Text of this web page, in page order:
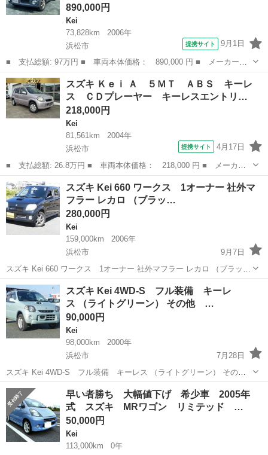
890,000円
Kei
73,828km
2006年
浜松市
提携サイト 9月1日
■ 支払総額: 97万円 ■ 車両本体価格： 890,000 円 ■ メーカー
名： スズキ ■ 車種名： Ｋｅｉワークス ■ グレード名： ベー
スグレード ■ 排気量： 660cc ■ ドア枚数： 5D ■ ミッション：
...
静岡 浜松市 Kei
スズキ Ｋｅｉ Ａ ５ＭＴ ＡＢＳ キーレ
ス ＣＤプレーヤー キーレスエントリ…
218,000円
Kei
81,561km
2004年
浜松市
提携サイト 4月17日
■ 支払総額: 26.8万円 ■ 車両本体価格： 218,000 円 ■ メーカー
名： スズキ ■ 車種名： Ｋｅｉ ■ グレード名： Ａ ５ＭＴ
ＡＢＳ キーレス ＣＤプレーヤー キーレスエントリー ＡＢＳ
エアバッグ ...
静岡 浜松市 Kei
スズキ Kei 660 ワークス 1オーナー 社外マ
フラー レカロ （ブラッ…
280,000円
Kei
159,000km
2006年
浜松市
9月7日
スズキ Kei 660 ワークス 1オーナー 社外マフラー レカロ （ブラック
メタリック） ハッチバック 軽自動車 本体価格 280,000円 支払総額
350,000円 年式(初度登録年):2006(H18) 走行距...
静岡 浜松市 Kei
スズキ Kei 4WD-S フル装備 キーレ
ス （ライトグリーン） その他 …
90,000円
Kei
98,000km
2000年
浜松市
7月28日
スズキ Kei 4WD-S フル装備 キーレス （ライトグリーン） その
他 軽自動車 本体価格 90,000円 支払総額 160,000円 年式(初度登録
年):2000(H12) 走行距離:9.8万km 修復歴:なし ...
静岡 浜松市 Kei ライトグリーン
早い者勝ち 大幅値下げ 希少車 2005年
式 スズキ MRワゴン リミテッド …
50,000円
Kei
113,000km
0年